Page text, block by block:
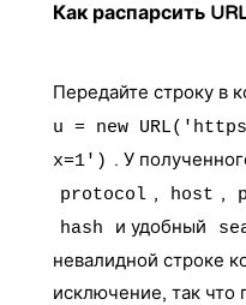
Как распарсить
Передайте строку в
u = new
x=1') . У
protocol , host ,
hash и удобный
невалидной строке
исключение, так что